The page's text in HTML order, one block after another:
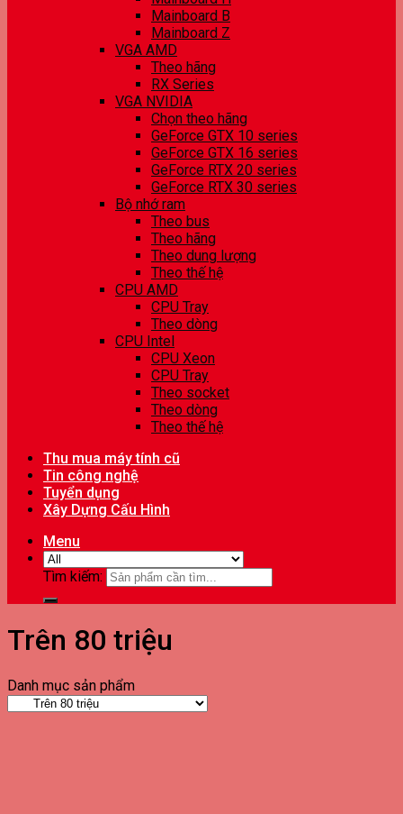
Mainboard B
Mainboard Z
VGA AMD
Theo hãng
RX Series
VGA NVIDIA
Chọn theo hãng
GeForce GTX 10 series
GeForce GTX 16 series
GeForce RTX 20 series
GeForce RTX 30 series
Bộ nhớ ram
Theo bus
Theo hãng
Theo dung lượng
Theo thế hệ
CPU AMD
CPU Tray
Theo dòng
CPU Intel
CPU Xeon
CPU Tray
Theo socket
Theo dòng
Theo thế hệ
Thu mua máy tính cũ
Tin công nghệ
Tuyển dụng
Xây Dựng Cấu Hình
Menu
Tìm kiếm:
Trên 80 triệu
Danh mục sản phẩm